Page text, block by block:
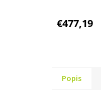
produktu
je
€477,19
Popis